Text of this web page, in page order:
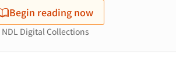
Begin reading now
NDL Digital Collections